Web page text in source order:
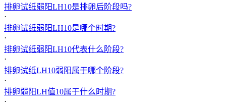
排卵试纸弱阳LH10是排卵后阶段吗?
·
排卵试纸弱阳LH10是哪个时期?
·
排卵试纸弱阳LH10代表什么阶段?
·
排卵试纸LH10弱阳属于哪个阶段?
·
排卵弱阳LH值10属于什么时期?
·